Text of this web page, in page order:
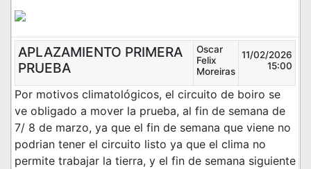
APLAZAMIENTO PRIMERA
PRUEBA
Oscar
Felix
Moreiras
11/02/2026
15:00
Por motivos climatológicos, el circuito de boiro se
ve obligado a mover la prueba, al fin de semana de
7/ 8 de marzo, ya que el fin de semana que viene no
podrian tener el circuito listo ya que el clima no
permite trabajar la tierra, y el fin de semana siguiente